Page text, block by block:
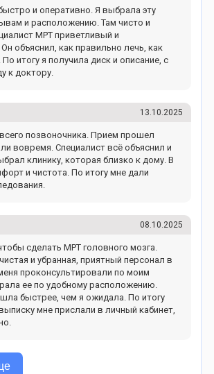
и оперативно. Я выбрала эту
и расположению. Там чисто и
МРТ приветливый и
объяснил, как правильно лечь, как
итогу я получила диск и описание, с
к доктору.
13.10.2025
позвоночника. Прием прошел
вовремя. Специалист всё объяснил и
клинику, которая близко к дому. В
и чистота. По итогу мне дали
08.10.2025
сделать МРТ головного мозга.
и убранная, приятный персонал в
проконсультировали по моим
ее по удобному расположению.
быстрее, чем я ожидала. По итогу
мне прислали в личный кабинет,